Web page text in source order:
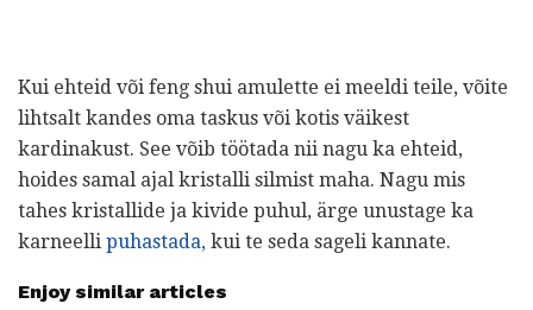
Kui ehteid või feng shui amulette ei meeldi teile, võite
lihtsalt kandes oma taskus või kotis väikest
kardinakust. See võib töötada nii nagu ka ehteid,
hoides samal ajal kristalli silmist maha. Nagu mis
tahes kristallide ja kivide puhul, ärge unustage ka
karneelli puhastada, kui te seda sageli kannate.
Enjoy similar articles